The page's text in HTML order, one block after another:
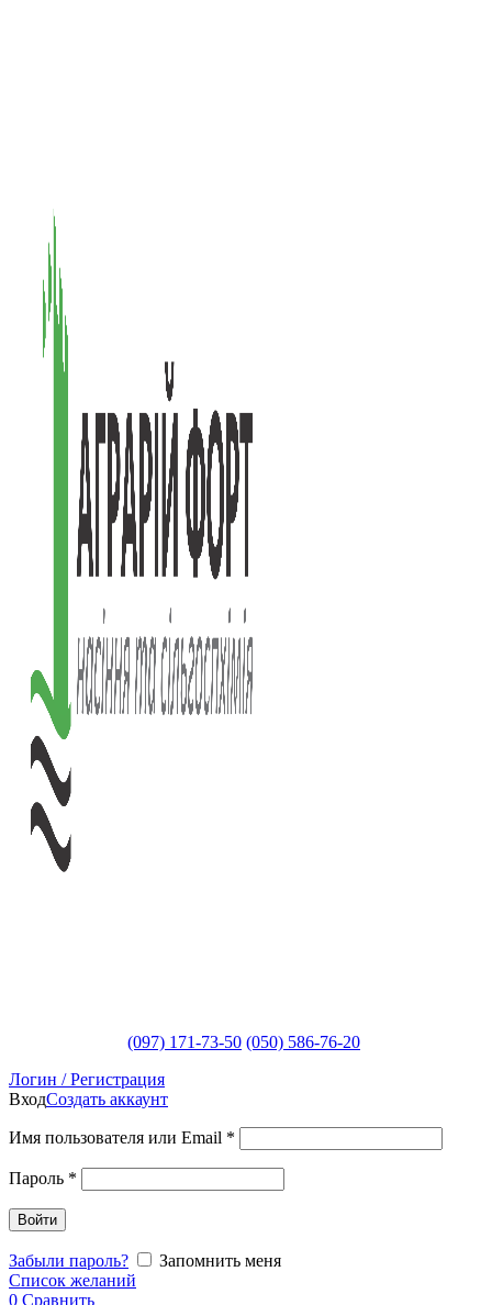
(097) 171-73-50 (050) 586-76-20
Логин / Регистрация
ВходСоздать аккаунт
Имя пользователя или Email *
Пароль *
Войти
Забыли пароль?
Запомнить меня
Список желаний
0 Сравнить